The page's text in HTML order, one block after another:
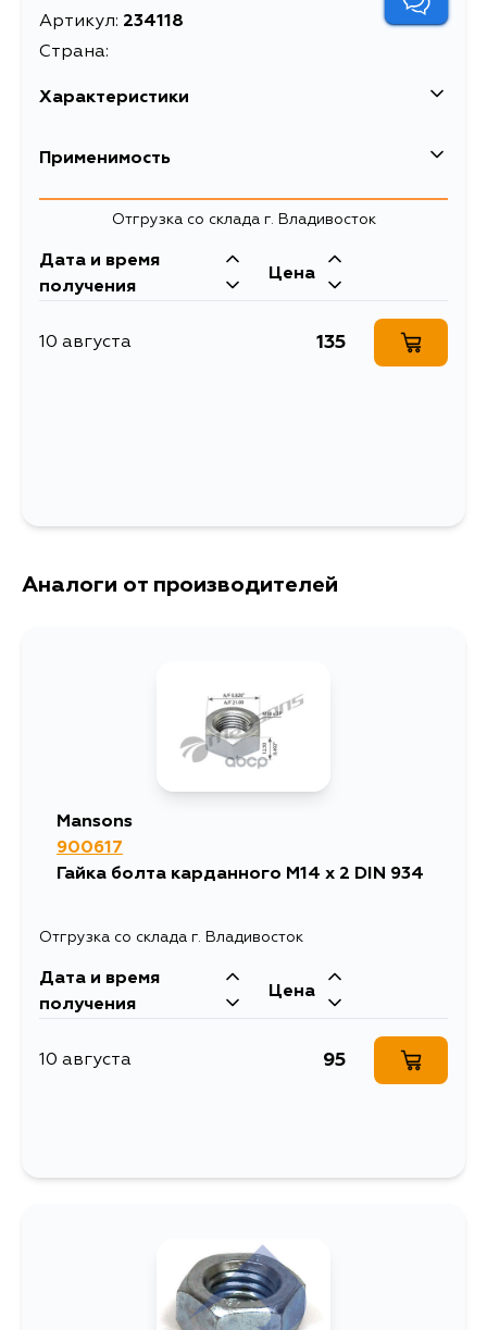
Артикул: 234118
Страна:
Характеристики
Масса, кг
Применимость
Отгрузка со склада г. Владивосток
Дата и время
получения
Цена
10 августа 135
Аналоги от производителей
Mansons
900617
Гайка болта карданного M14 x 2 DIN 934
Отгрузка со склада г. Владивосток
Дата и время
получения
Цена
10 августа 95